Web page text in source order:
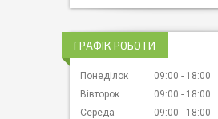
ГРАФІК РОБОТИ
Понеділок 09:00
18:00
Вівторок
09:00
18:00
Середа
09:00
18:00